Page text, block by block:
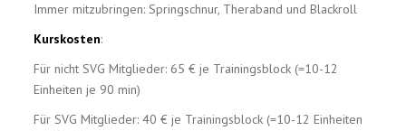
Immer mitzubringen: Springschnur, Theraband und Blackroll
Kurskosten:
Für nicht SVG Mitglieder: 65 € je Trainingsblock (=10-12
Einheiten je 90 min)
Für SVG Mitglieder: 40 € je Trainingsblock (=10-12 Einheiten